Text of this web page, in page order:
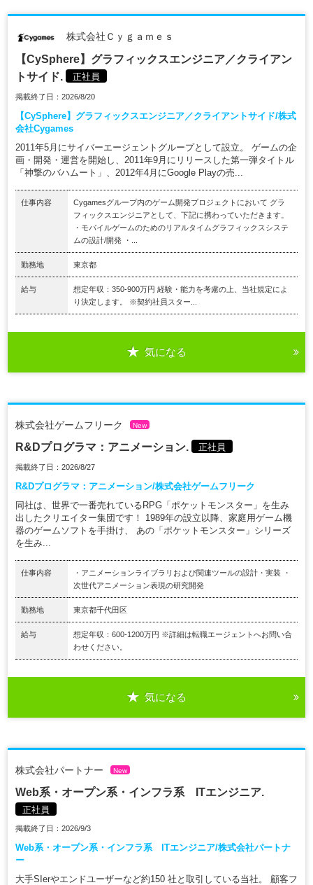
株式会社Ｃｙｇａｍｅｓ
【CySphere】グラフィックスエンジニア／クライアン
トサイド.
正社員
掲載終了日：2026/8/20
【CySphere】グラフィックスエンジニア／クライアントサイド/株式
会社Cygames
2011年5月にサイバーエージェントグループとして設立。 ゲームの企
画・開発・運営を開始し、2011年9月にリリースした第一弾タイトル
「神撃のバハムート」、2012年4月にGoogle Playの売...
仕事内容
Cygamesグループ内のゲーム開発プロジェクトにおいて グラ
フィックスエンジニアとして、下記に携わっていただきます。
・モバイルゲームのためのリアルタイムグラフィックスシステ
ムの設計/開発 ・...
勤務地 東京都
給与
想定年収：350-900万円 経験・能力を考慮の上、当社規定によ
り決定します。 ※契約社員スター...
気になる
株式会社ゲームフリーク New
R&Dプログラマ：アニメーション. 正社員
掲載終了日：2026/8/27
R&Dプログラマ：アニメーション/株式会社ゲームフリーク
同社は、世界で一番売れているRPG「ポケットモンスター」を生み
出したクリエイター集団です！ 1989年の設立以降、家庭用ゲーム機
器のゲームソフトを手掛け、 あの「ポケットモンスター」シリーズ
を生み...
仕事内容
・アニメーションライブラリおよび関連ツールの設計・実装 ・
次世代アニメーション表現の研究開発
勤務地 東京都千代田区
給与
想定年収：600-1200万円 ※詳細は転職エージェントへお問い合
わせください。
気になる
株式会社パートナー New
Web系・オープン系・インフラ系 ITエンジニア.
正社員
掲載終了日：2026/9/3
Web系・オープン系・インフラ系 ITエンジニア/株式会社パートナ
ー
大手SIerやエンドユーザーなど約150 社と取引している当社。 顧客フ